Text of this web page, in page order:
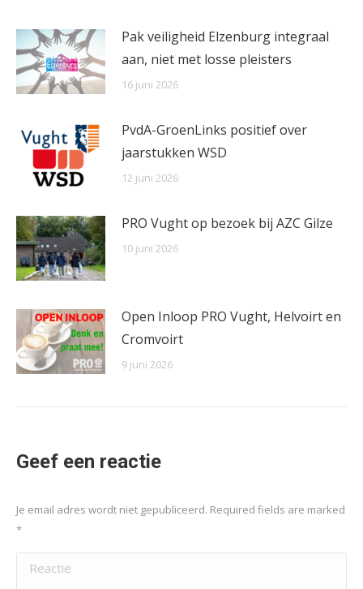
Pak veiligheid Elzenburg integraal
aan, niet met losse pleisters
16 juni 2026
PvdA-GroenLinks positief over
jaarstukken WSD
12 juni 2026
PRO Vught op bezoek bij AZC Gilze
10 juni 2026
Open Inloop PRO Vught, Helvoirt en
Cromvoirt
9 juni 2026
Geef een reactie
Je email adres wordt niet gepubliceerd. Required fields are marked
*
Reactie